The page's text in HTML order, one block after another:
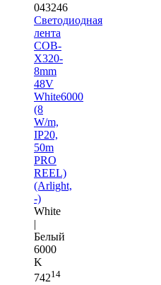
043246
Светодиодная
лента
COB-
X320-
8mm
48V
White6000
(8
W/m,
IP20,
50m
PRO
REEL)
(Arlight,
-)
White
|
Белый
6000
K
74214